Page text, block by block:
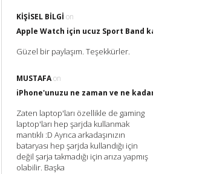
KIŞISEL BILGI on
Apple Watch için ucuz Sport Band kayış nereden
Güzel bir paylaşım. Teşekkürler.
MUSTAFAon
iPhone'unuzu ne zaman ve ne kadar Şarj
Zaten laptop'ları özellikle de gaming
laptop'ları hep şarjda kullanmak
mantıklı :D Ayrıca arkadaşınızın
bataryası hep şarjda kullandığı için
değil şarja takmadığı için arıza yapmış
olabilir. Başka